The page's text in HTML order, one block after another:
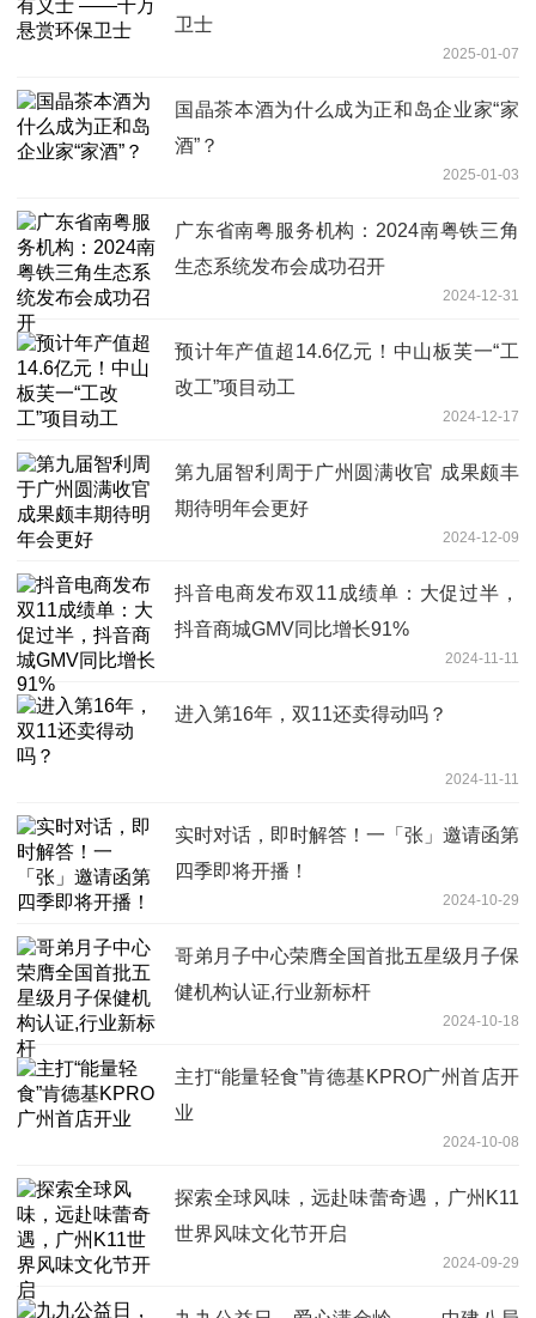
卫士
2025-01-07
国晶茶本酒为什么成为正和岛企业家“家
酒”？
2025-01-03
广东省南粤服务机构：2024南粤铁三角
生态系统发布会成功召开
2024-12-31
预计年产值超14.6亿元！中山板芙一“工
改工”项目动工
2024-12-17
第九届智利周于广州圆满收官 成果颇丰
期待明年会更好
2024-12-09
抖音电商发布双11成绩单：大促过半，
抖音商城GMV同比增长91%
2024-11-11
进入第16年，双11还卖得动吗？
2024-11-11
实时对话，即时解答！一「张」邀请函第
四季即将开播！
2024-10-29
哥弟月子中心荣膺全国首批五星级月子保
健机构认证,行业新标杆
2024-10-18
主打“能量轻食”肯德基KPRO广州首店开
业
2024-10-08
探索全球风味，远赴味蕾奇遇，广州K11
世界风味文化节开启
2024-09-29